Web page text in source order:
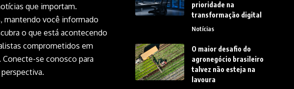
que importam.
mantendo você informado
o que está acontecendo
comprometidos em
se conosco para
prioridade na
transformação digital
Notícias
O maior desafio do
agronegócio brasileiro
talvez não esteja na
lavoura